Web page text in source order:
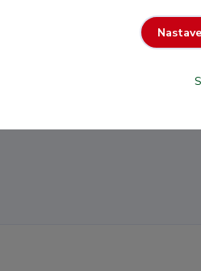
METRÁŽI
U nás si
jaké